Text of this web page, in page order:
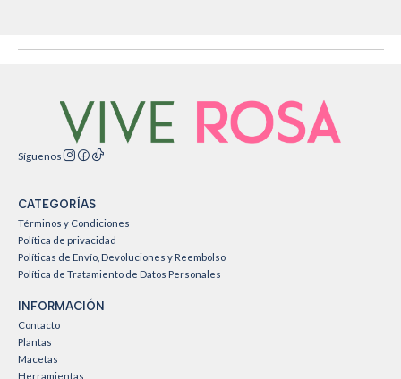
Síguenos
CATEGORÍAS
Términos y Condiciones
Política de privacidad
Políticas de Envío, Devoluciones y Reembolso
Política de Tratamiento de Datos Personales
INFORMACIÓN
Contacto
Plantas
Macetas
Herramientas